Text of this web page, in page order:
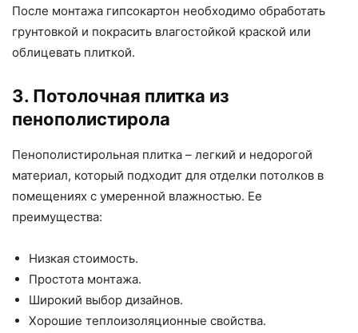
После монтажа гипсокартон необходимо обработать
грунтовкой и покрасить влагостойкой краской или
облицевать плиткой.
3. Потолочная плитка из
пенополистирола
Пенополистирольная плитка – легкий и недорогой
материал, который подходит для отделки потолков в
помещениях с умеренной влажностью. Ее
преимущества:
Низкая стоимость.
Простота монтажа.
Широкий выбор дизайнов.
Хорошие теплоизоляционные свойства.